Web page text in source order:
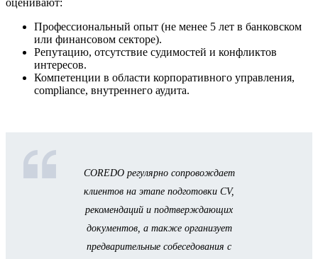
оценивают:
Профессиональный опыт (не менее 5 лет в банковском
или финансовом секторе).
Репутацию, отсутствие судимостей и конфликтов
интересов.
Компетенции в области корпоративного управления,
compliance, внутреннего аудита.
COREDO регулярно сопровождает
клиентов на этапе подготовки CV,
рекомендаций и подтверждающих
документов, а также организует
предварительные собеседования с